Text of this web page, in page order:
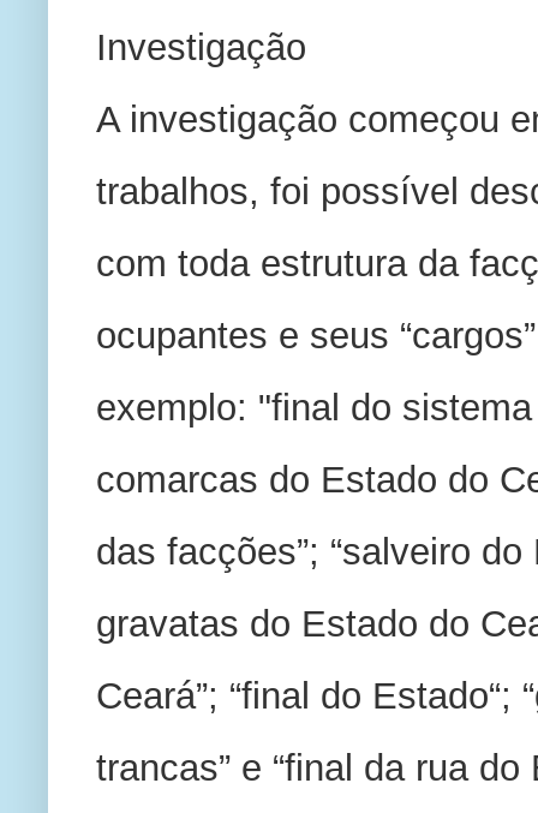
Investigação
A investigação começou
trabalhos, foi possível
com toda estrutura da
ocupantes e seus
exemplo: "final do
comarcas do Estado do
das facções”; “salveiro
gravatas do Estado do
Ceará”; “final do Estado“;
trancas” e “final da rua